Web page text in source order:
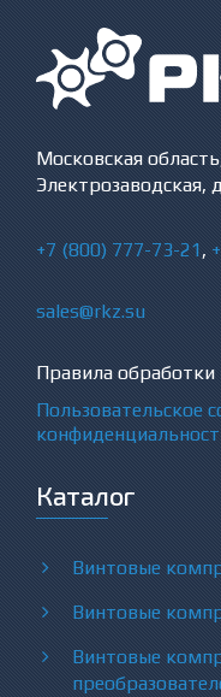
Московская
Электрозаводская,
+7 (800) 777-73-21,
sales@rkz.su
Правила
Пользовательское
Каталог
Винтовые
Винтовые
Винтовые